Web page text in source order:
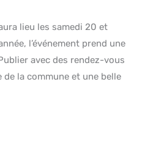
lieu les samedi 20 et
l’événement prend une
avec des rendez-vous
de la commune et une belle